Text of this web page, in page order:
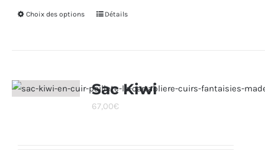
Choix des options
Ce
variations.
Les
Détails
Sac Kiwi
67,00€